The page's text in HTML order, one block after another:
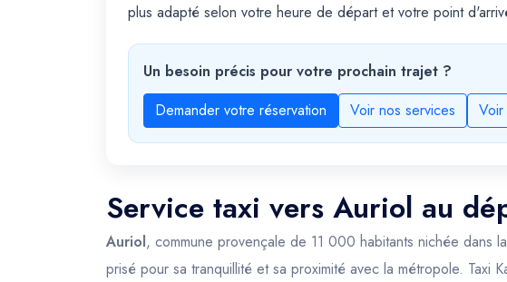
plus adapté selon votre heure de départ et votre point
Un besoin précis pour votre prochain trajet ?
Demander votre réservation
Voir nos services
Service taxi vers Auriol au
Auriol, commune provençale de 11 000 habitants nichée
prisé pour sa tranquillité et sa proximité avec la métropole. Taxi